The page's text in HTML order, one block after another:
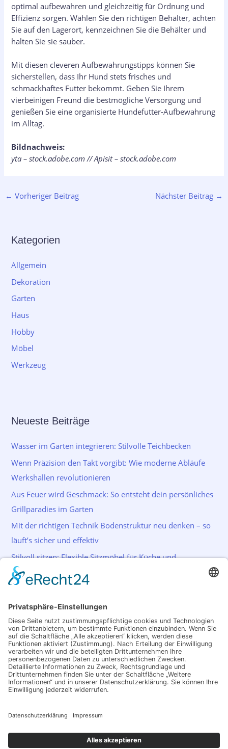
optimal aufbewahren und gleichzeitig für Ordnung und
Effizienz sorgen. Wählen Sie den richtigen Behälter, achten
Sie auf den Lagerort, kennzeichnen Sie die Behälter und
halten Sie sie sauber.
Mit diesen cleveren Aufbewahrungstipps können Sie
sicherstellen, dass Ihr Hund stets frisches und
schmackhaftes Futter bekommt. Geben Sie Ihrem
vierbeinigen Freund die bestmögliche Versorgung und
genießen Sie eine organisierte Hundefutter-Aufbewahrung
im Alltag.
Bildnachweis:
yta – stock.adobe.com // Apisit – stock.adobe.com
← Vorheriger Beitrag Nächster Beitrag →
Kategorien
Allgemein
Dekoration
Garten
Haus
Hobby
Möbel
Werkzeug
Neueste Beiträge
Wasser im Garten integrieren: Stilvolle Teichbecken
Wenn Präzision den Takt vorgibt: Wie moderne Abläufe
Werkshallen revolutionieren
Aus Feuer wird Geschmack: So entsteht dein persönliches
Grillparadies im Garten
Mit der richtigen Technik Bodenstruktur neu denken – so
läuft’s sicher und effektiv
Stilvoll sitzen: Flexible Sitzmöbel für Küche und
Wohnraum
Schlagwörter
Akkuschrauber Bohrer Farbe Garten Haus Licht Lichtsystem
Reinigung Renovierung Sicherheit Streichen